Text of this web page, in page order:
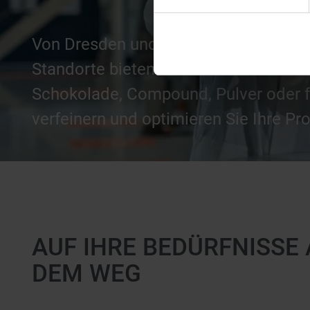
Von Dresden und Norderstedt bis
Standorte bieten modernste Technik
Schokolade, Compound, Pulver
verfeinern und optimieren Sie Ihre
AUF IHRE
DEM WEG